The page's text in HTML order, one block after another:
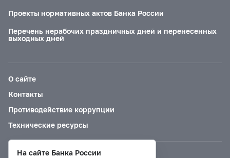
Проекты нормативных актов Банка России
Перечень нерабочих праздничных дней и перенесенных
выходных дней
О сайте
Контакты
Противодействие коррупции
Технические ресурсы
На сайте Банка России